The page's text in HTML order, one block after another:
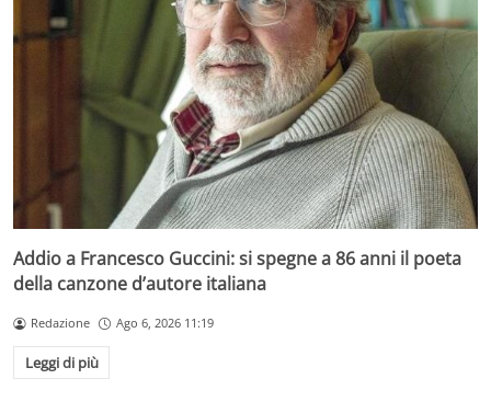
Addio a Francesco Guccini: si spegne a 86 anni il poeta
della canzone d’autore italiana
Redazione Ago 6, 2026 11:19
Leggi di più